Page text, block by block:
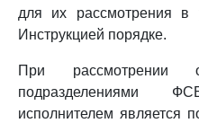
для их рассмотрения в
Инструкцией порядке.
При рассмотрении
подразделениями
исполнителем является